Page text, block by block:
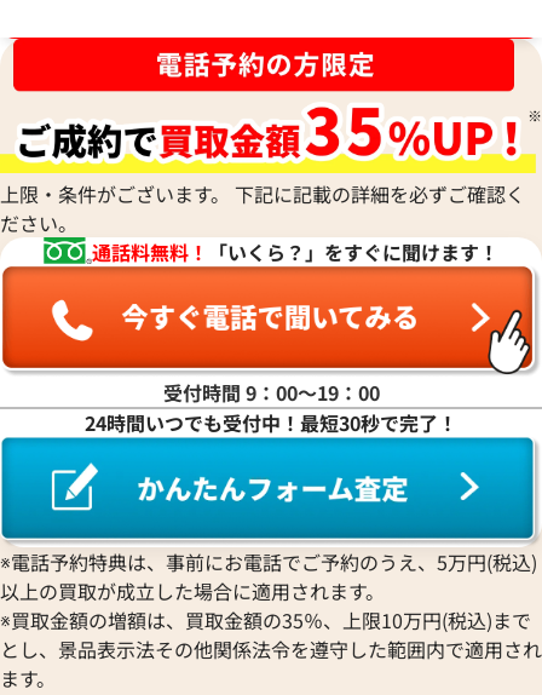
ASK
2023年6月18日時点 2023年5月18日時
上限・条件がございます。 下記に記載の詳細を必ずご確認く
ださい。
通話料無料！
「いくら？」をすぐに聞けます！
受付時間 9：00〜19：00
24時間いつでも受付中！最短30秒で完了！
※電話予約特典は、事前にお電話でご予約のうえ、5万円(税込)
以上の買取が成立した場合に適用されます。
※買取金額の増額は、買取金額の35％、上限10万円(税込)まで
とし、景品表示法その他関係法令を遵守した範囲内で適用され
ます。